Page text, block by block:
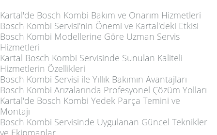
Kartal'de Bosch Kombi Bakım ve Onarım Hizmetleri
Bosch Kombi Servisi'nin Önemi ve Kartal'deki Etkisi
Bosch Kombi Modellerine Göre Uzman Servis
Hizmetleri
Kartal Bosch Kombi Servisinde Sunulan Kaliteli
Hizmetlerin Özellikleri
Bosch Kombi Servisi ile Yıllık Bakımın Avantajları
Bosch Kombi Arızalarında Profesyonel Çözüm Yolları
Kartal'de Bosch Kombi Yedek Parça Temini ve
Montajı
Bosch Kombi Servisinde Uygulanan Güncel Teknikler
ve Ekipmanlar